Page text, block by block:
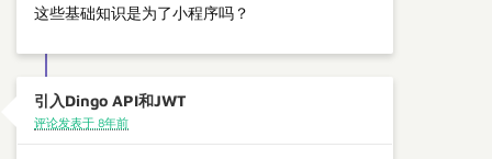
这些基础知识是为了小程序吗？
引入Dingo API和JWT
评论发表于 8年前